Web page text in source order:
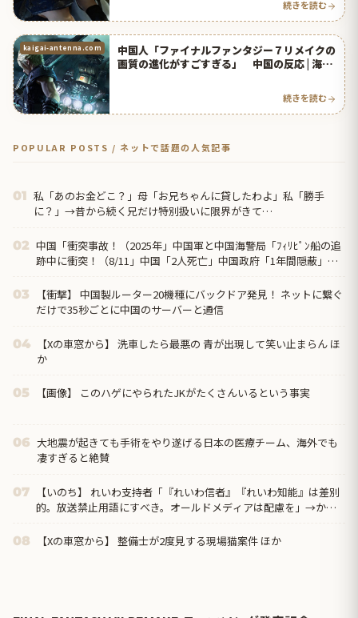
続きを読む
kaigai-antenna.com
中国人「ファイナルファンタジー７リメイクの
画質の進化がすごすぎる」 中国の反応 | 海外
続きを読む
POPULAR POSTS / ネットで話題の人気記事
01 私「あのお金どこ？」母「お兄ちゃんに貸したわよ」私「勝手
に？」→昔から続く兄だけ特別扱いに限界がきて…
02 中国「衝突事故！（2025年」中国軍と中国海警局「ﾌｨﾘﾋﾟﾝ船の追
跡中に衝突！（8/11」中国「2人死亡」中国政府「1年間隠蔽」日
03
【衝撃】 中国製ルーター20機種にバックドア発見！ ネットに繋ぐ
だけで35秒ごとに中国のサーバーと通信
04
【Xの車窓から】 洗車したら最悪の 青が出現して笑い止まらん ほ
か
05 【画像】 このハゲにやられたJKがたくさんいるという事実
06 大地震が起きても手術をやり遂げる日本の医療チーム、海外でも
凄すぎると絶賛
07
【いのち】 れいわ支持者「『れいわ信者』『れいわ知能』は差別
的。放送禁止用語にすべき。オールドメディアは配慮を」→かわ
08 【Xの車窓から】 整備士が2度見する現場猫案件 ほか